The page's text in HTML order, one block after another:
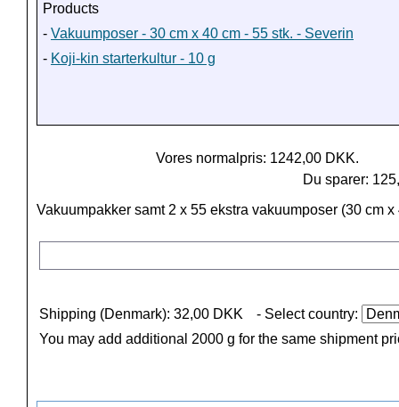
Products
- Vakuumposer - 30 cm x 40 cm - 55 stk. - Severin
- Koji-kin starterkultur - 10 g
Vores normalpris: 1242,00 DKK.
Du sparer:
Vakuumpakker samt 2 x 55 ekstra vakuumposer (30 cm x
Shipping (Denmark): 32,00 DKK
- Select country:
You may add additional 2000 g for the same shipment